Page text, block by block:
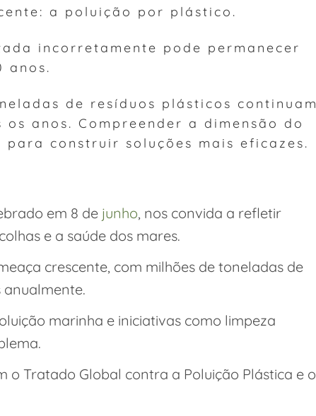
a poluição por plástico.
incorretamente pode permanecer
anos.
de resíduos plásticos continuam
anos. Compreender a dimensão do
construir soluções mais eficazes.
em 8 de junho, nos convida a refletir
e a saúde dos mares.
crescente, com milhões de toneladas de
anualmente.
marinha e iniciativas como limpeza
o Tratado Global contra a Poluição Plástica e o